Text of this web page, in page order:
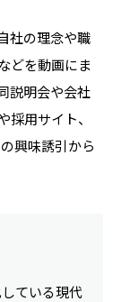
社の理念や職
どを動画にま
説明会や会社
用サイト、
興味誘引から
ている現代